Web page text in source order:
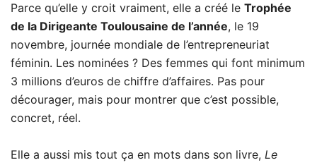
Parce qu’elle y croit vraiment, elle a créé le Trophée
de la Dirigeante Toulousaine de l’année, le 19
novembre, journée mondiale de l’entrepreneuriat
féminin. Les nominées ? Des femmes qui font minimum
3 millions d’euros de chiffre d’affaires. Pas pour
décourager, mais pour montrer que c’est possible,
concret, réel.
Elle a aussi mis tout ça en mots dans son livre, Le